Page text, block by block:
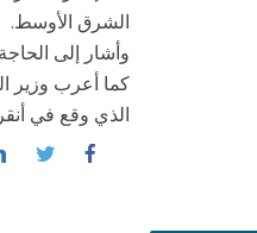
الشرق الأوسط.
وأشار إلى
كما أعرب وزير
الذي وقع في